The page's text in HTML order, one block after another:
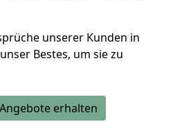
unserer Kunden in
Bestes, um sie zu
erhalten